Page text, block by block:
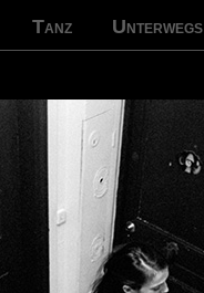
Tanz Unterwegs